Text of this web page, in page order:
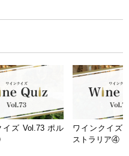
イズ Vol.73 ポル
ワインクイズ
ストラリア④